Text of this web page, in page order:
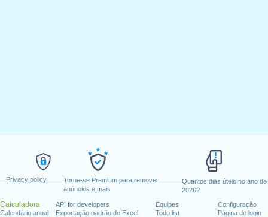
Privacy policy
Torne-se Premium para remover
anúncios e mais
Quantos dias úteis no ano de
2026?
Calculadora
Calendário anual
API for developers
Exportação padrão do Excel
Equipes
Todo list
Configuração
Página de login